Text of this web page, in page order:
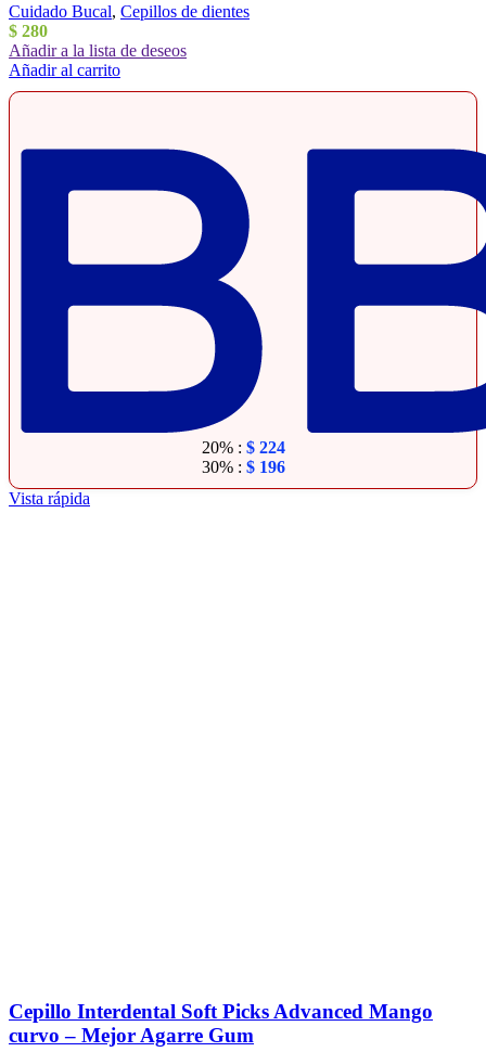
Cuidado Bucal, Cepillos de dientes
$ 280
Añadir a la lista de deseos
Añadir al carrito
20% : $224
30% : $196
Vista rápida
Cepillo Interdental Soft Picks Advanced Mango
curvo – Mejor Agarre Gum